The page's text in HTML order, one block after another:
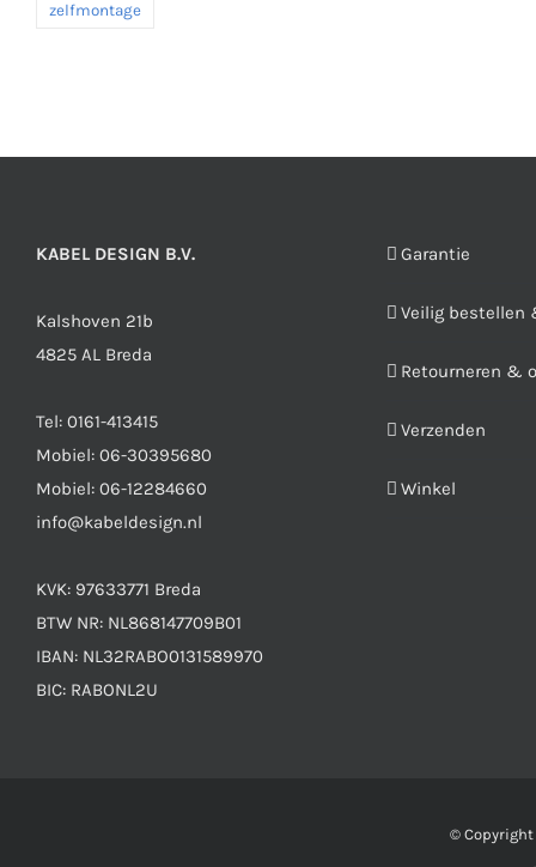
zelfmontage
KABEL DESIGN B.V.
Kalshoven 21b
4825 AL Breda
Tel: 0161-413415
Mobiel: 06-30395680
Mobiel: 06-12284660
info@kabeldesign.nl
KVK: 97633771 Breda
BTW NR: NL868147709B01
IBAN: NL32RABO0131589970
BIC: RABONL2U
Garantie
Veilig bestellen
Retourneren &
Verzenden
Winkel
© Copyright